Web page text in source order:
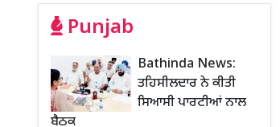
Punjab
Bathinda News:
ਤਹਿਸੀਲਦਾਰ ਨੇ ਕੀਤੀ
ਸਿਆਸੀ ਪਾਰਟੀਆਂ ਨਾਲ
ਬੈਠਕ